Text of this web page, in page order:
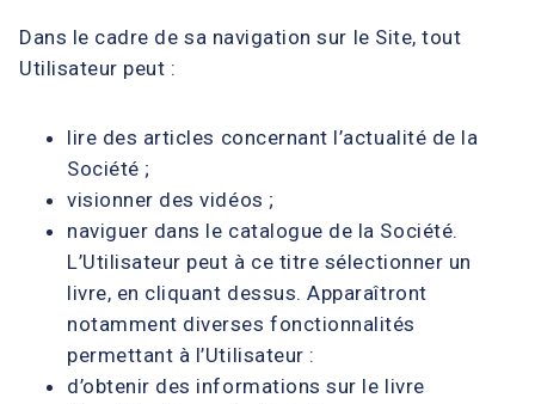
Dans le cadre de sa navigation sur le Site, tout
Utilisateur peut :
lire des articles concernant l’actualité de la
Société ;
visionner des vidéos ;
naviguer dans le catalogue de la Société.
L’Utilisateur peut à ce titre sélectionner un
livre, en cliquant dessus. Apparaîtront
notamment diverses fonctionnalités
permettant à l’Utilisateur :
d’obtenir des informations sur le livre